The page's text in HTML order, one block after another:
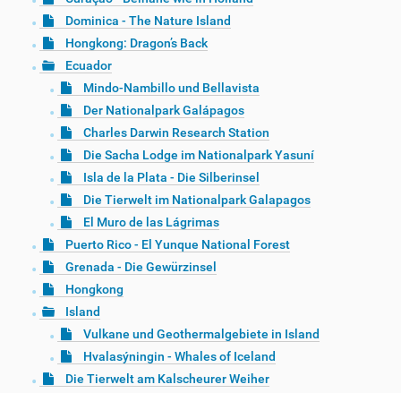
Dominica - The Nature Island
Hongkong: Dragon’s Back
Ecuador
Mindo-Nambillo und Bellavista
Der Nationalpark Galápagos
Charles Darwin Research Station
Die Sacha Lodge im Nationalpark Yasuní
Isla de la Plata - Die Silberinsel
Die Tierwelt im Nationalpark Galapagos
El Muro de las Lágrimas
Puerto Rico - El Yunque National Forest
Grenada - Die Gewürzinsel
Hongkong
Island
Vulkane und Geothermalgebiete in Island
Hvalasýningin - Whales of Iceland
Die Tierwelt am Kalscheurer Weiher